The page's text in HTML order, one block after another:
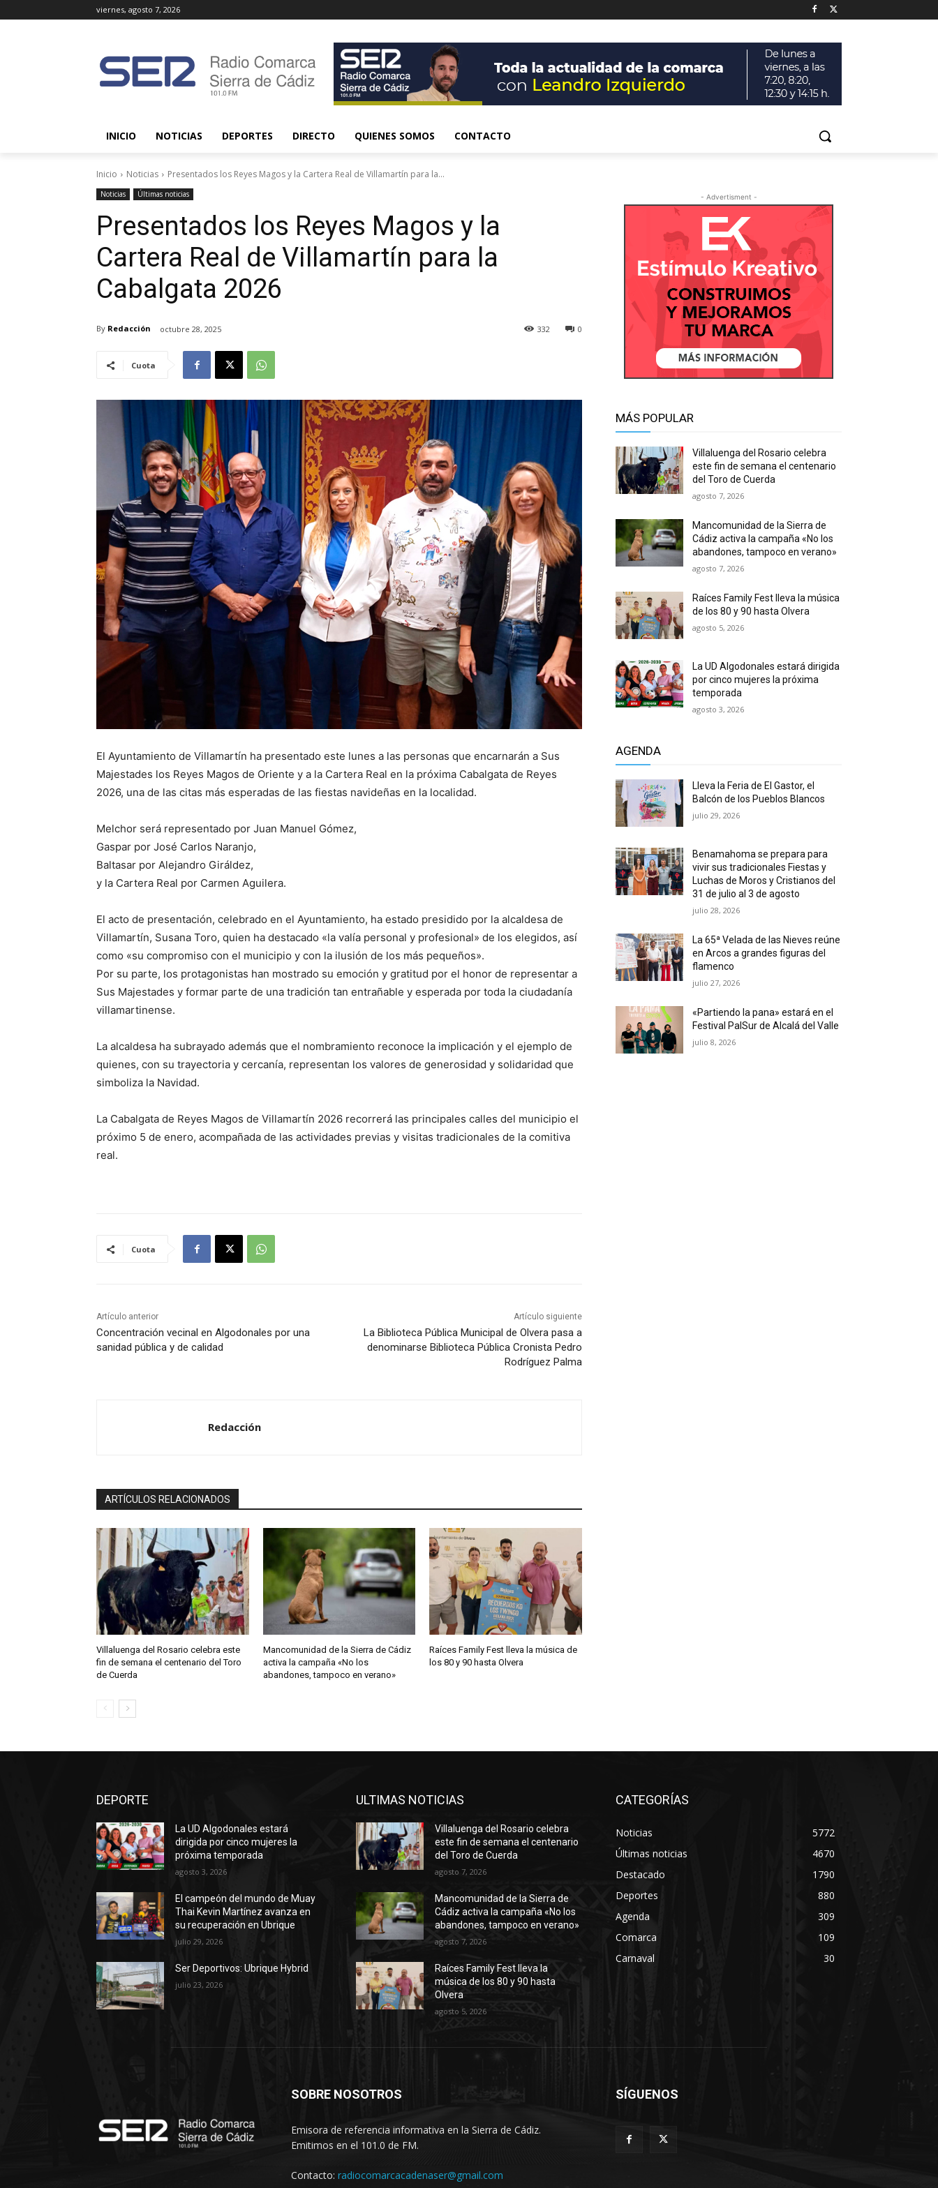
viernes, agosto 7, 2026
INICIO NOTICIAS DEPORTES DIRECTO QUIENES SOMOS CONTACTO
Inicio Noticias Presentados los Reyes Magos y la Cartera Real de Villamartín para la...
Noticias Últimas noticias
Presentados los Reyes Magos y la
Cartera Real de Villamartín para la
Cabalgata 2026
By Redacción octubre 28, 2025 0
332
Cuota
El Ayuntamiento de Villamartín ha presentado este lunes a las personas que encarnarán a Sus
Majestades los Reyes Magos de Oriente y a la Cartera Real en la próxima Cabalgata de Reyes
2026, una de las citas más esperadas de las fiestas navideñas en la localidad.
Melchor será representado por Juan Manuel Gómez,
Gaspar por José Carlos Naranjo,
Baltasar por Alejandro Giráldez,
y la Cartera Real por Carmen Aguilera.
El acto de presentación, celebrado en el Ayuntamiento, ha estado presidido por la alcaldesa de
Villamartín, Susana Toro, quien ha destacado «la valía personal y profesional» de los elegidos, así
como «su compromiso con el municipio y con la ilusión de los más pequeños».
Por su parte, los protagonistas han mostrado su emoción y gratitud por el honor de representar a
Sus Majestades y formar parte de una tradición tan entrañable y esperada por toda la ciudadanía
villamartinense.
La alcaldesa ha subrayado además que el nombramiento reconoce la implicación y el ejemplo de
quienes, con su trayectoria y cercanía, representan los valores de generosidad y solidaridad que
simboliza la Navidad.
La Cabalgata de Reyes Magos de Villamartín 2026 recorrerá las principales calles del municipio el
próximo 5 de enero, acompañada de las actividades previas y visitas tradicionales de la comitiva
real.
Cuota
Artículo anterior
Concentración vecinal en Algodonales por una
sanidad pública y de calidad
Artículo siguiente
La Biblioteca Pública Municipal de Olvera pasa a
denominarse Biblioteca Pública Cronista Pedro
Rodríguez Palma
Redacción
ARTÍCULOS RELACIONADOS
Villaluenga del Rosario celebra este
fin de semana el centenario del Toro
de Cuerda
Mancomunidad de la Sierra de Cádiz
activa la campaña «No los
abandones, tampoco en verano»
Raíces Family Fest lleva la música de
los 80 y 90 hasta Olvera
- Advertisment -
MÁS POPULAR
Villaluenga del Rosario celebra
este fin de semana el centenario
del Toro de Cuerda
agosto 7, 2026
Mancomunidad de la Sierra de
Cádiz activa la campaña «No los
abandones, tampoco en verano»
agosto 7, 2026
Raíces Family Fest lleva la música
de los 80 y 90 hasta Olvera
agosto 5, 2026
La UD Algodonales estará dirigida
por cinco mujeres la próxima
temporada
agosto 3, 2026
AGENDA
Lleva la Feria de El Gastor, el
Balcón de los Pueblos Blancos
julio 29, 2026
Benamahoma se prepara para
vivir sus tradicionales Fiestas y
Luchas de Moros y Cristianos del
31 de julio al 3 de agosto
julio 28, 2026
La 65ª Velada de las Nieves reúne
en Arcos a grandes figuras del
flamenco
julio 27, 2026
«Partiendo la pana» estará en el
Festival PalSur de Alcalá del Valle
julio 8, 2026
DEPORTE
La UD Algodonales estará
dirigida por cinco mujeres la
próxima temporada
agosto 3, 2026
El campeón del mundo de Muay
Thai Kevin Martínez avanza en
su recuperación en Ubrique
julio 29, 2026
Ser Deportivos: Ubrique Hybrid
julio 23, 2026
ULTIMAS NOTICIAS
Villaluenga del Rosario celebra
este fin de semana el centenario
del Toro de Cuerda
agosto 7, 2026
Mancomunidad de la Sierra de
Cádiz activa la campaña «No los
abandones, tampoco en verano»
agosto 7, 2026
Raíces Family Fest lleva la
música de los 80 y 90 hasta
Olvera
agosto 5, 2026
CATEGORÍAS
Noticias
5772
Últimas noticias
4670
Destacado
1790
Deportes
880
Agenda
309
Comarca
109
Carnaval
30
SOBRE NOSOTROS
Emisora de referencia informativa en la Sierra de Cádiz.
Emitimos en el 101.0 de FM.
Contacto: radiocomarcacadenaser@gmail.com
SÍGUENOS